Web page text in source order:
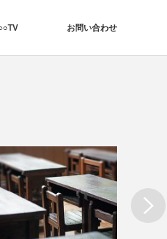
お問い合わせ